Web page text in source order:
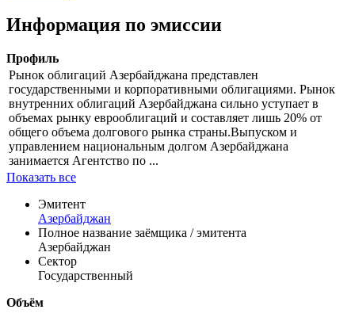
Информация по эмиссии
Профиль
Рынок облигаций Азербайджана представлен
государственными и корпоративными облигациями. Рынок
внутренних облигаций Азербайджана сильно уступает в
объемах рынку еврооблигаций и составляет лишь 20% от
общего объема долгового рынка страны.Выпуском и
управлением национальным долгом Азербайджана
занимается Агентство по ...
Показать все
Эмитент
Азербайджан
Полное название заёмщика / эмитента
Азербайджан
Сектор
Государственный
Объём